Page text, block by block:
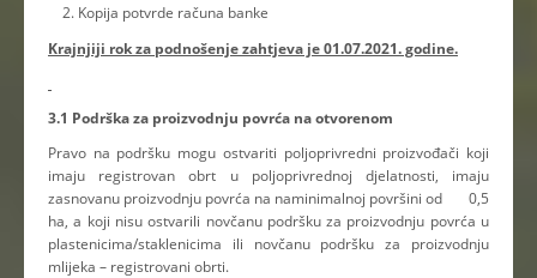
Kopija potvrde računa banke
Krajnjiji rok za podnošenje zahtjeva je 01.07.2021. godine.
3.1 Podrška za proizvodnju povrća na otvorenom
Pravo na podršku mogu ostvariti poljoprivredni proizvođači koji
imaju registrovan obrt u poljoprivrednoj djelatnosti, imaju
zasnovanu proizvodnju povrća na naminimalnoj površini od 0,5
ha, a koji nisu ostvarili novčanu podršku za proizvodnju povrća u
plastenicima/staklenicima ili novčanu podršku za proizvodnju
mlijeka – registrovani obrti.